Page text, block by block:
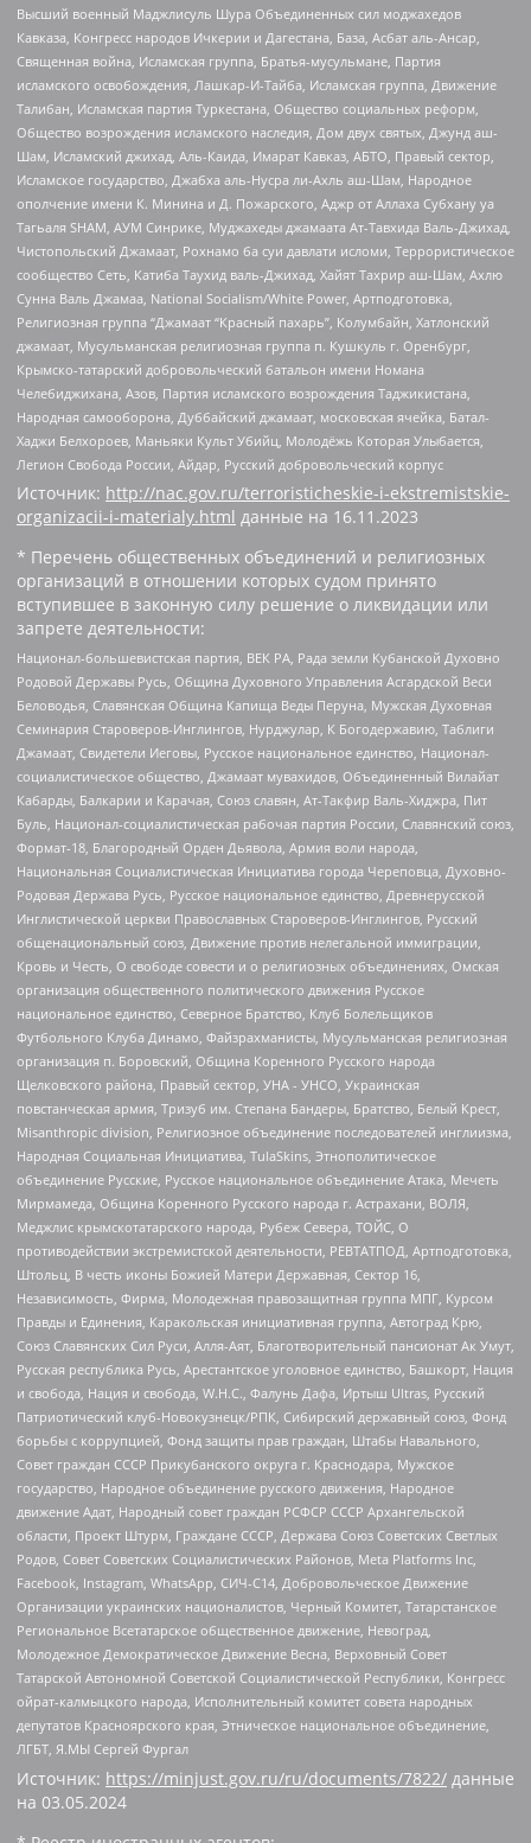
Высший военный Маджлисуль Шура Объединенных сил моджахедов
Кавказа, Конгресс народов Ичкерии и Дагестана, База, Асбат аль-Ансар,
Священная война, Исламская группа, Братья-мусульмане, Партия
исламского освобождения, Лашкар-И-Тайба, Исламская группа, Движение
Талибан, Исламская партия Туркестана, Общество социальных реформ,
Общество возрождения исламского наследия, Дом двух святых, Джунд аш-
Шам, Исламский джихад, Аль-Каида, Имарат Кавказ, АБТО, Правый сектор,
Исламское государство, Джабха аль-Нусра ли-Ахль аш-Шам, Народное
ополчение имени К. Минина и Д. Пожарского, Аджр от Аллаха Субхану уа
Тагьаля SHAM, АУМ Синрике, Муджахеды джамаата Ат-Тавхида Валь-Джихад,
Чистопольский Джамаат, Рохнамо ба суи давлати исломи, Террористическое
сообщество Сеть, Катиба Таухид валь-Джихад, Хайят Тахрир аш-Шам, Ахлю
Сунна Валь Джамаа, National Socialism/White Power, Артподготовка,
Религиозная группа “Джамаат “Красный пахарь”, Колумбайн, Хатлонский
джамаат, Мусульманская религиозная группа п. Кушкуль г. Оренбург,
Крымско-татарский добровольческий батальон имени Номана
Челебиджихана, Азов, Партия исламского возрождения Таджикистана,
Народная самооборона, Дуббайский джамаат, московская ячейка, Батал-
Хаджи Белхороев, Маньяки Культ Убийц, Молодёжь Которая Улыбается,
Легион Свобода России, Айдар, Русский добровольческий корпус
Источник: http://nac.gov.ru/terroristicheskie-i-ekstremistskie-
organizacii-i-materialy.html данные на 16.11.2023
* Перечень общественных объединений и религиозных
организаций в отношении которых судом принято
вступившее в законную силу решение о ликвидации или
запрете деятельности:
Национал-большевистская партия, ВЕК РА, Рада земли Кубанской Духовно
Родовой Державы Русь, Община Духовного Управления Асгардской Веси
Беловодья, Славянская Община Капища Веды Перуна, Мужская Духовная
Семинария Староверов-Инглингов, Нурджулар, К Богодержавию, Таблиги
Джамаат, Свидетели Иеговы, Русское национальное единство, Национал-
социалистическое общество, Джамаат мувахидов, Объединенный Вилайат
Кабарды, Балкарии и Карачая, Союз славян, Ат-Такфир Валь-Хиджра, Пит
Буль, Национал-социалистическая рабочая партия России, Славянский союз,
Формат-18, Благородный Орден Дьявола, Армия воли народа,
Национальная Социалистическая Инициатива города Череповца, Духовно-
Родовая Держава Русь, Русское национальное единство, Древнерусской
Инглистической церкви Православных Староверов-Инглингов, Русский
общенациональный союз, Движение против нелегальной иммиграции,
Кровь и Честь, О свободе совести и о религиозных объединениях, Омская
организация общественного политического движения Русское
национальное единство, Северное Братство, Клуб Болельщиков
Футбольного Клуба Динамо, Файзрахманисты, Мусульманская религиозная
организация п. Боровский, Община Коренного Русского народа
Щелковского района, Правый сектор, УНА - УНСО, Украинская
повстанческая армия, Тризуб им. Степана Бандеры, Братство, Белый Крест,
Misanthropic division, Религиозное объединение последователей инглиизма,
Народная Социальная Инициатива, TulaSkins, Этнополитическое
объединение Русские, Русское национальное объединение Атака, Мечеть
Мирмамеда, Община Коренного Русского народа г. Астрахани, ВОЛЯ,
Меджлис крымскотатарского народа, Рубеж Севера, ТОЙС, О
противодействии экстремистской деятельности, РЕВТАТПОД, Артподготовка,
Штольц, В честь иконы Божией Матери Державная, Сектор 16,
Независимость, Фирма, Молодежная правозащитная группа МПГ, Курсом
Правды и Единения, Каракольская инициативная группа, Автоград Крю,
Союз Славянских Сил Руси, Алля-Аят, Благотворительный пансионат Ак Умут,
Русская республика Русь, Арестантское уголовное единство, Башкорт, Нация
и свобода, Нация и свобода, W.H.С., Фалунь Дафа, Иртыш Ultras, Русский
Патриотический клуб-Новокузнецк/РПК, Сибирский державный союз, Фонд
борьбы с коррупцией, Фонд защиты прав граждан, Штабы Навального,
Совет граждан СССР Прикубанского округа г. Краснодара, Мужское
государство, Народное объединение русского движения, Народное
движение Адат, Народный совет граждан РСФСР СССР Архангельской
области, Проект Штурм, Граждане СССР, Держава Союз Советских Светлых
Родов, Совет Советских Социалистических Районов, Meta Platforms Inc,
Facebook, Instagram, WhatsApp, СИЧ-С14, Добровольческое Движение
Организации украинских националистов, Черный Комитет, Татарстанское
Региональное Всетатарское общественное движение, Невоград,
Молодежное Демократическое Движение Весна, Верховный Совет
Татарской Автономной Советской Социалистической Республики, Конгресс
ойрат-калмыцкого народа, Исполнительный комитет совета народных
депутатов Красноярского края, Этническое национальное объединение,
ЛГБТ, Я.МЫ Сергей Фургал
Источник: https://minjust.gov.ru/ru/documents/7822/ данные
на 03.05.2024